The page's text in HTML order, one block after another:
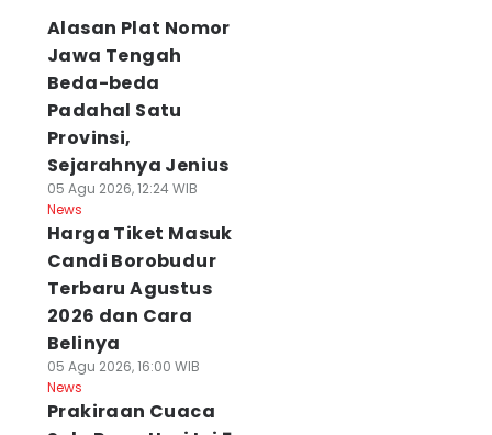
Alasan Plat Nomor
Jawa Tengah
Beda-beda
Padahal Satu
Provinsi,
Sejarahnya Jenius
05 Agu 2026, 12:24 WIB
News
Harga Tiket Masuk
Candi Borobudur
Terbaru Agustus
2026 dan Cara
Belinya
05 Agu 2026, 16:00 WIB
News
Prakiraan Cuaca